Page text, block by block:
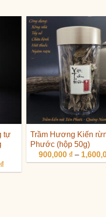
tự
₫Giá
hiện
Trầm Hương Kiến
Phước (hộp 50g)
900,000 ₫ –